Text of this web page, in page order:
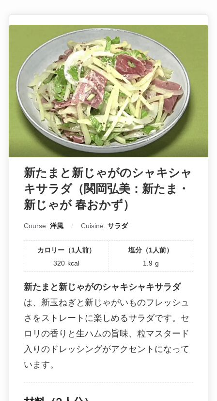
新たまと新じゃがのシャキシャ
キサラダ（関岡弘美：新たま・
新じゃが 春おかず）
Course: 洋風 Cuisine: サラダ
カロリー（1人前）
320 kcal
塩分（1人前）
1.9 g
新たまと新じゃがのシャキシャキサラダ
は、新玉ねぎと新じゃがいものフレッシュ
さをストレートに楽しめるサラダです。セ
ロリの香りと生ハムの旨味、粒マスタード
入りのドレッシングがアクセントになって
います。